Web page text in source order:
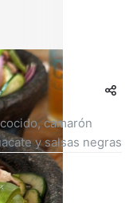
camarón
y salsas negras